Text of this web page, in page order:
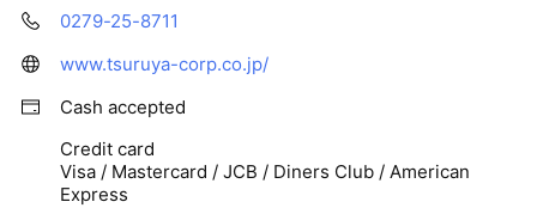
0279-25-8711
www.tsuruya-corp.co.jp/
Cash accepted
Credit card
Visa / Mastercard / JCB / Diners Club / American
Express